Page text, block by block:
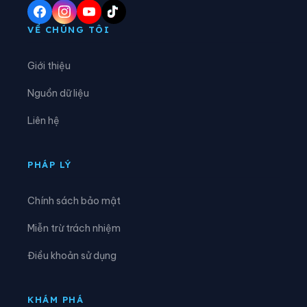
Xã An Lạc
Xã Đại Lai
Xã Hoàng Vân
VỀ CHÚNG TÔI
Giới thiệu
Nguồn dữ liệu
Liên hệ
PHÁP LÝ
Chính sách bảo mật
Miễn trừ trách nhiệm
Điều khoản sử dụng
KHÁM PHÁ